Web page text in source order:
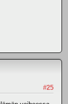
#25